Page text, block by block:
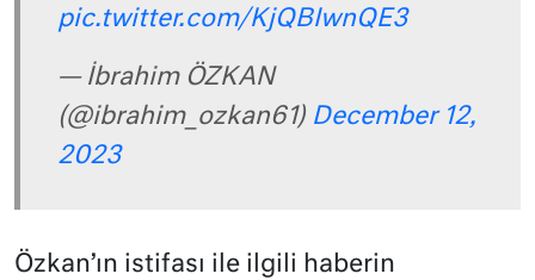
pic.twitter.com/KjQBIwnQE3
— İbrahim ÖZKAN
(@ibrahim_ozkan61) December 12,
2023
Özkan’ın istifası ile ilgili haberin